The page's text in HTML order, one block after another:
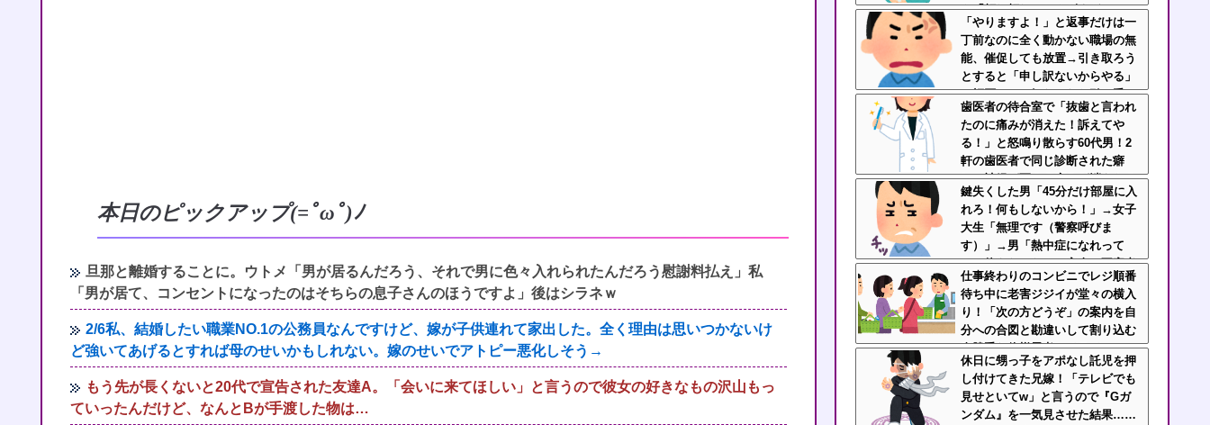
本日のピックアップ(=ﾟωﾟ)ﾉ
旦那と離婚することに。ウトメ「男が居るんだろう、それで男に色々入れられたんだろう慰謝料払え」私
「男が居て、コンセントになったのはそちらの息子さんのほうですよ」後はシラネｗ
2/6私、結婚したい職業NO.1の公務員なんですけど、嫁が子供連れて家出した。全く理由は思いつかないけ
ど強いてあげるとすれば母のせいかもしれない。嫁のせいでアトピー悪化しそう→
もう先が長くないと20代で宣告された友達A。「会いに来てほしい」と言うので彼女の好きなもの沢山もっ
ていったんだけど、なんとBが手渡した物は…
も「頼れ頼れ」とウザすぎ
る・・・
「やりますよ！」と返事だけは一
丁前なのに全く動かない職場の無
能、催促しても放置→引き取ろう
とすると「申し訳ないからやる」
と拒否…やる気ないなら引き受け
るなよ・・・
歯医者の待合室で「抜歯と言われ
たのに痛みが消えた！訴えてや
る！」と怒鳴り散らす60代男！2
軒の歯医者で同じ診断された癖
に、神経が死んで痛みが消えたの
を「治った」と錯覚して逆ギレす
る地獄の迷惑ジジイに遭遇
鍵失くした男「45分だけ部屋に入
れろ！何もしないから！」→女子
大生「無理です（警察呼びま
す）」→男「熱中症になれって
か！使えないな！」完全に不審者
で草ｗｗｗ
仕事終わりのコンビニでレジ順番
待ち中に老害ジジイが堂々の横入
り！「次の方どうぞ」の案内を自
分への合図と勘違いして割り込む
身勝手な俺様思考にイライ
ラ・・・
休日に甥っ子をアポなし託児を押
し付けてきた兄嫁！「テレビでも
見せといてw」と言うので『Gガ
ンダム』を一気見させた結果……